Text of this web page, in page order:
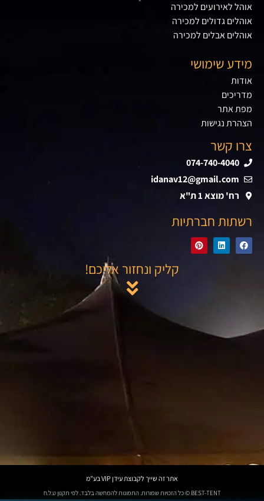
אוהל לאירועים למכירה
אוהלים גדולים למכירה
אוהלים אבלים למכירה
מידע שימושי
אודות
מדריכים
מפת אתר
הצהרת נגישות
צרו קשר
074-740-4040
idanav12@gmail.com
רח' מוצא 1 ת"א
רשתות חברתיות
קליק ונחזור אליכם!
אתר זה שייך לקבוצת עידן VIP בע"מ
BEST-TENT © כל הזכויות שמורות. התמונות להמחשה בלבד. לפי תקנון ט.ל.ח